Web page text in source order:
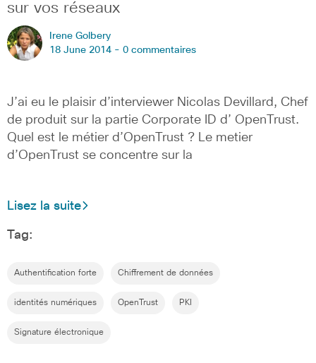
sur vos réseaux
Irene Golbery
18 June 2014 - 0 commentaires
J’ai eu le plaisir d’interviewer Nicolas Devillard, Chef
de produit sur la partie Corporate ID d’ OpenTrust.
Quel est le métier d’OpenTrust ? Le metier
d’OpenTrust se concentre sur la
Lisez la suite
Tag:
Authentification forte Chiffrement de données
identités numériques OpenTrust PKI
Signature électronique